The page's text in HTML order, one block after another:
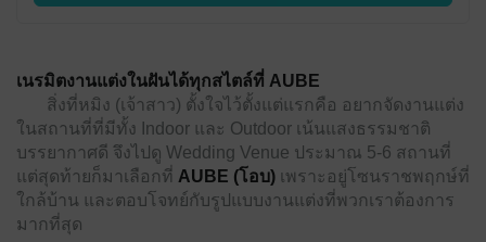
เนรมิตงานแต่งในฝันได้ทุกสไตล์ที่ AUBE
สิ่งที่หมิง (เจ้าสาว) ตั้งใจไว้ตั้งแต่แรกคือ อยากจัดงานแต่ง
ในสถานที่ที่มีทั้ง Indoor และ Outdoor เน้นแสงธรรมชาติ
บรรยากาศดี จึงไปดู Wedding Venue ประมาณ 5-6 สถานที่
แต่สุดท้ายก็มาเลือกที่ AUBE (โอบ) เพราะอยู่โซนราชพฤกษ์ที่
ใกล้บ้าน และตอบโจทย์กับรูปแบบงานแต่งที่พวกเราต้องการ
มากที่สุด